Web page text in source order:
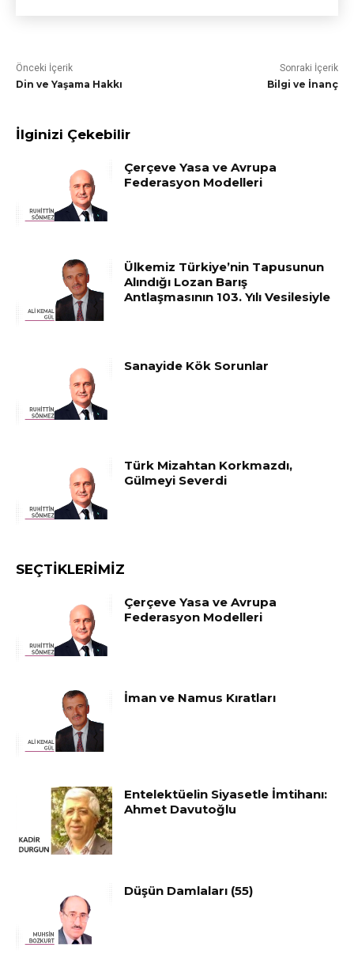
Önceki İçerik
Din ve Yaşama Hakkı
Sonraki İçerik
Bilgi ve İnanç
İlginizi Çekebilir
Çerçeve Yasa ve Avrupa
Federasyon Modelleri
Ülkemiz Türkiye’nin Tapusunun
Alındığı Lozan Barış
Antlaşmasının 103. Yılı Vesilesiyle
Sanayide Kök Sorunlar
Türk Mizahtan Korkmazdı,
Gülmeyi Severdi
SEÇTIKLERIMIZ
Çerçeve Yasa ve Avrupa
Federasyon Modelleri
İman ve Namus Kıratları
Entelektüelin Siyasetle İmtihanı:
Ahmet Davutoğlu
Düşün Damlaları (55)